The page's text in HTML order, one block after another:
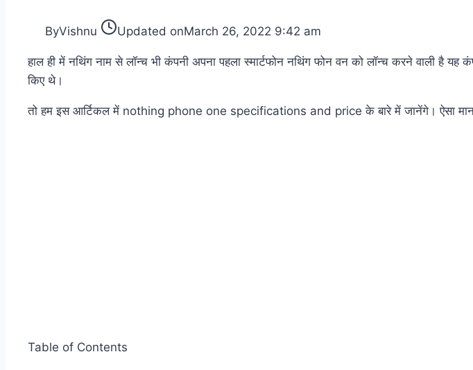
ByVishnu Updated onMarch 26, 2022 9:42 am
हाल ही में नथिंग नाम से लॉन्च भी कंपनी अपना पहला स्मार्टफोन नथिंग फोन वन को लॉन्च करने वाली है यह
किए थे।
तो हम इस आर्टिकल में nothing phone one specifications and price के बारे में जानेंगे। ऐसा माना
Table of Contents